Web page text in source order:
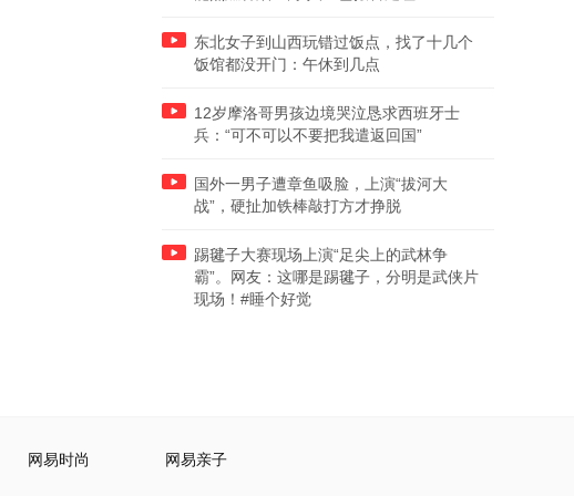
东北女子到山西玩错过饭点，找了十几个
饭馆都没开门：午休到几点
12岁摩洛哥男孩边境哭泣恳求西班牙士
兵：“可不可以不要把我遣返回国”
国外一男子遭章鱼吸脸，上演“拔河大
战”，硬扯加铁棒敲打方才挣脱
踢毽子大赛现场上演“足尖上的武林争
霸”。网友：这哪是踢毽子，分明是武侠片
现场！#睡个好觉
网易时尚 网易亲子